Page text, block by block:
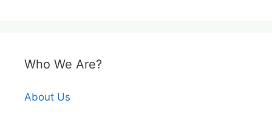
Who We Are?
About Us